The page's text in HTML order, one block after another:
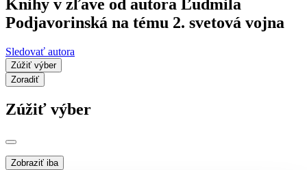
Knihy v zľave od autora Ľudmila
Podjavorinská na tému 2. svetová vojna
Sledovať autora
Zúžiť výber
Zoradiť
Zúžiť výber
Zobraziť iba